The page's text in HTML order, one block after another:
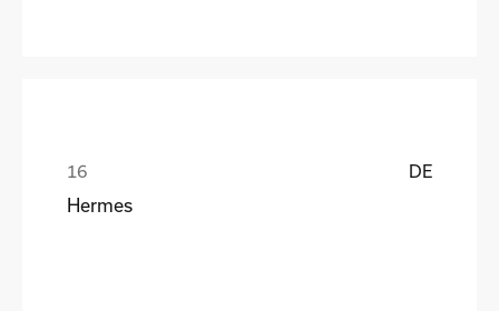
DE
Hermes